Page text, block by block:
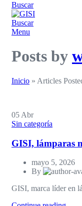
Buscar
Buscar
Menu
Posts by
Inicio » Articles
05 Abr
Sin categoría
GISI, lámparas
mayo 5, 2026
By
GISI, marca líder en